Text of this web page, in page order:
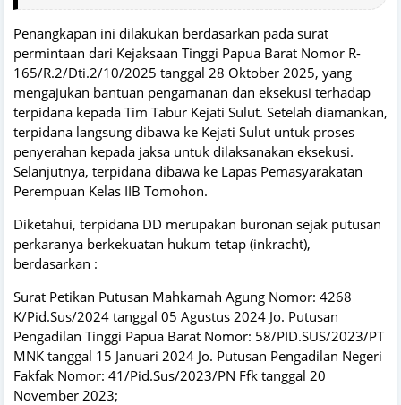
Penangkapan ini dilakukan berdasarkan pada surat
permintaan dari Kejaksaan Tinggi Papua Barat Nomor R-
165/R.2/Dti.2/10/2025 tanggal 28 Oktober 2025, yang
mengajukan bantuan pengamanan dan eksekusi terhadap
terpidana kepada Tim Tabur Kejati Sulut. Setelah diamankan,
terpidana langsung dibawa ke Kejati Sulut untuk proses
penyerahan kepada jaksa untuk dilaksanakan eksekusi.
Selanjutnya, terpidana dibawa ke Lapas Pemasyarakatan
Perempuan Kelas IIB Tomohon.
Diketahui, terpidana DD merupakan buronan sejak putusan
perkaranya berkekuatan hukum tetap (inkracht),
berdasarkan :
Surat Petikan Putusan Mahkamah Agung Nomor: 4268
K/Pid.Sus/2024 tanggal 05 Agustus 2024 Jo. Putusan
Pengadilan Tinggi Papua Barat Nomor: 58/PID.SUS/2023/PT
MNK tanggal 15 Januari 2024 Jo. Putusan Pengadilan Negeri
Fakfak Nomor: 41/Pid.Sus/2023/PN Ffk tanggal 20
November 2023;